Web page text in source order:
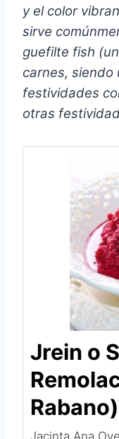
y el color
sirve
guefilte fish
carnes, siendo
festividades
otras
Jrein o
Rabano)